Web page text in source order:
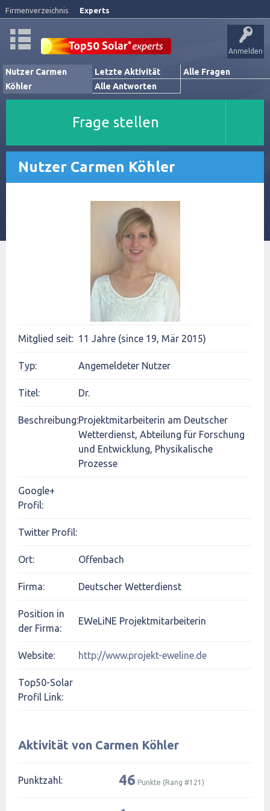
Firmenverzeichnis Experts
Anmelden
Nutzer Carmen
Köhler
Letzte Aktivität
Alle Fragen
Alle Antworten
Frage stellen
Nutzer Carmen Köhler
Mitglied seit: 11 Jahre (since 19, Mär 2015)
Typ: Angemeldeter Nutzer
Titel: Dr.
Beschreibung:Projektmitarbeiterin am Deutscher
Wetterdienst, Abteilung für Forschung
und Entwicklung, Physikalische
Prozesse
Google+
Profil:
Twitter Profil:
Ort: Offenbach
Firma: Deutscher Wetterdienst
Position in
der Firma:
EWeLiNE Projektmitarbeiterin
Website: http://www.projekt-eweline.de
Top50-Solar
Profil Link:
Aktivität von Carmen Köhler
Punktzahl: 46 Punkte (Rang #121 )